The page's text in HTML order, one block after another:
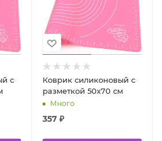
с
Коврик силиконовый с
разметкой 50х70 см
Много
357₽